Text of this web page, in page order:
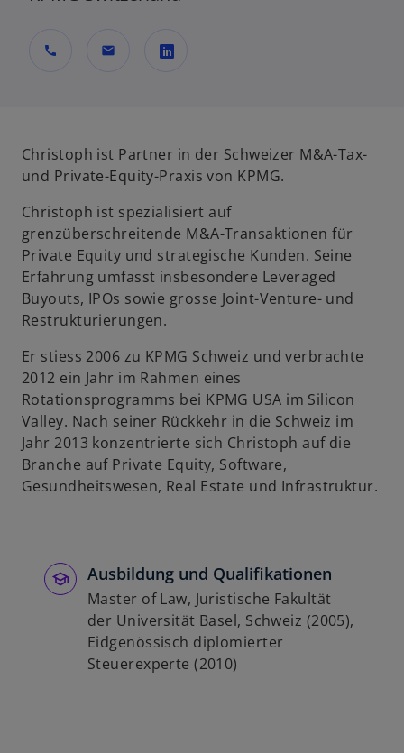
call mail
d
i
e
i
n
e
r
n
e
u
R
e
r
k
a
r
t
Christoph ist Partner in der Schweizer M&A-Tax-
und Private-Equity-Praxis von KPMG.
Christoph ist spezialisiert auf
grenzüberschreitende M&A-Transaktionen für
Private Equity und strategische Kunden. Seine
Erfahrung umfasst insbesondere Leveraged
Buyouts, IPOs sowie grosse Joint-Venture- und
Restrukturierungen.
Er stiess 2006 zu KPMG Schweiz und verbrachte
2012 ein Jahr im Rahmen eines
Rotationsprogramms bei KPMG USA im Silicon
Valley. Nach seiner Rückkehr in die Schweiz im
Jahr 2013 konzentrierte sich Christoph auf die
Branche auf Private Equity, Software,
Gesundheitswesen, Real Estate und Infrastruktur.
Ausbildung und Qualifikationen
Master of Law, Juristische Fakultät
der Universität Basel, Schweiz (2005),
Eidgenössisch diplomierter
Steuerexperte (2010)